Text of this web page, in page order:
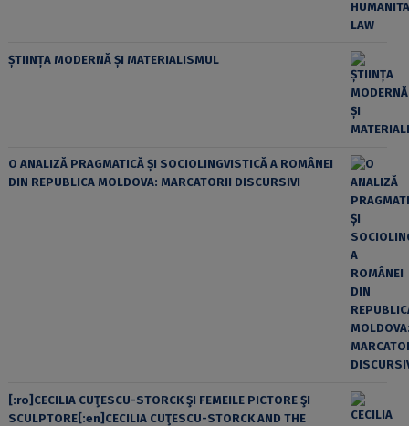
ȘTIINȚA MODERNĂ ȘI MATERIALISMUL
O ANALIZĂ PRAGMATICĂ ȘI SOCIOLINGVISTICĂ A ROMÂNEI
DIN REPUBLICA MOLDOVA: MARCATORII DISCURSIVI
[:ro]CECILIA CUŢESCU-STORCK ŞI FEMEILE PICTORE ŞI
SCULPTORE[:en]CECILIA CUŢESCU-STORCK AND THE